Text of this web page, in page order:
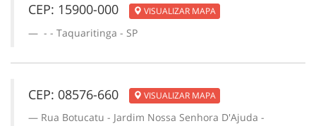
CEP: 15900-000 VISUALIZAR MAPA
- - Taquaritinga - SP
CEP: 08576-660 VISUALIZAR MAPA
Rua Botucatu - Jardim Nossa Senhora D'Ajuda -